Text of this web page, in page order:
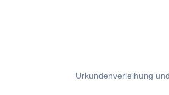
Urkundenverleihung